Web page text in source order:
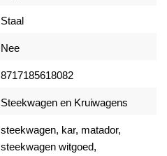
Staal
Nee
8717185618082
Steekwagen en Kruiwagens
steekwagen, kar, matador,
steekwagen witgoed,